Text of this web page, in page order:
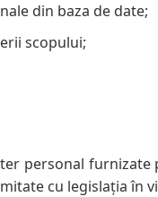
din baza de date;
scopului;
personal
cu legislația în